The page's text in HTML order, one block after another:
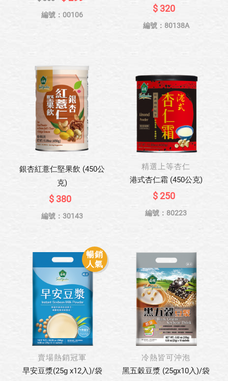
編號：00106
$ 320
編號：80138A
銀杏紅薏仁堅果飲 (450公
克)
$ 380
編號：30143
精選上等杏仁
港式杏仁霜 (450公克)
$ 250
編號：80223
暢銷
人氣
賣場熱銷冠軍
早安豆漿(25g x12入)/袋
冷熱皆可沖泡
黑五穀豆漿 (25gx10入)/袋